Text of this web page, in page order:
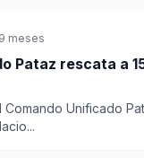
meses
Pataz rescata a
Comando Unificado